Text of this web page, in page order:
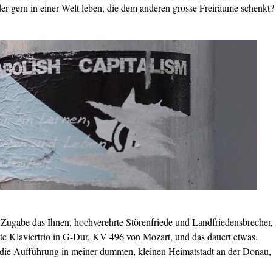
gern in einer Welt leben, die dem anderen grosse Freiräume schenkt?
das Ihnen, hochverehrte Störenfriede und Landfriedensbrecher,
Klaviertrio in G-Dur, KV 496 von Mozart, und das dauert etwas.
Aufführung in meiner dummen, kleinen Heimatstadt an der Donau,